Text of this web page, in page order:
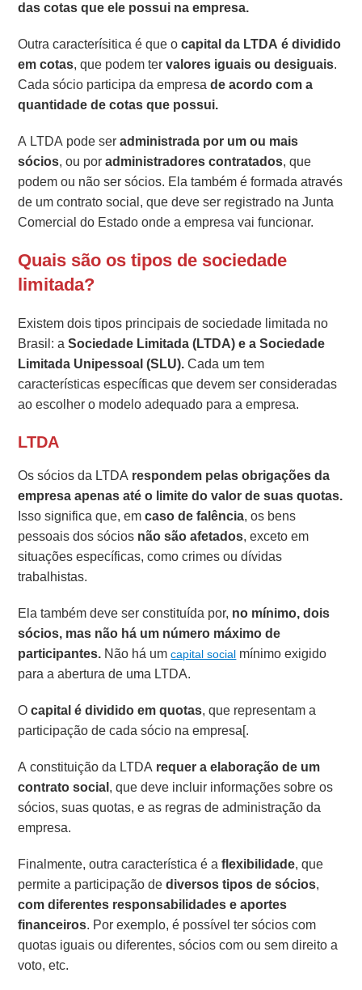
das cotas que ele possui na empresa.
Outra caracterísitica é que ocapital da LTDA é dividido
em cotas, que podem tervalores iguais ou desiguais.
Cada sócio participa da empresade acordo com a
quantidade de cotas que possui.
A LTDA pode seradministrada por um ou mais
sócios, ou poradministradores contratados, que
podem ou não ser sócios. Ela também é formada através
de um contrato social, que deve ser registrado na Junta
Comercial do Estado onde a empresa vai funcionar.
Quais são os tipos de sociedade
limitada?
Existem dois tipos principais de sociedade limitada no
Brasil: aSociedade Limitada (LTDA) e a Sociedade
Limitada Unipessoal (SLU).Cada um tem
características específicas que devem ser consideradas
ao escolher o modelo adequado para a empresa.
LTDA
Os sócios da LTDA respondem pelas obrigações da
empresa apenas até o limite do valor de suas quotas.
Isso significa que, emcaso de falência, os bens
pessoais dos sócios não são afetados, exceto em
situações específicas, como crimes ou dívidas
trabalhistas.
Ela também deve ser constituída por, no mínimo, dois
sócios, mas não há um número máximo de
participantes. Não há umcapital social mínimo exigido
para a abertura de uma LTDA.
Ocapital é dividido em quotas, que representam a
participação de cada sócio na empresa[.
A constituição da LTDA requer a elaboração de um
contrato social, que deve incluir informações sobre os
sócios, suas quotas, e as regras de administração da
empresa.
Finalmente, outra característica é aflexibilidade, que
permite a participação dediversos tipos de sócios,
com diferentes responsabilidades eaportes
financeiros. Por exemplo, é possível ter sócios com
quotas iguais ou diferentes, sócios com ou sem direito a
voto, etc.